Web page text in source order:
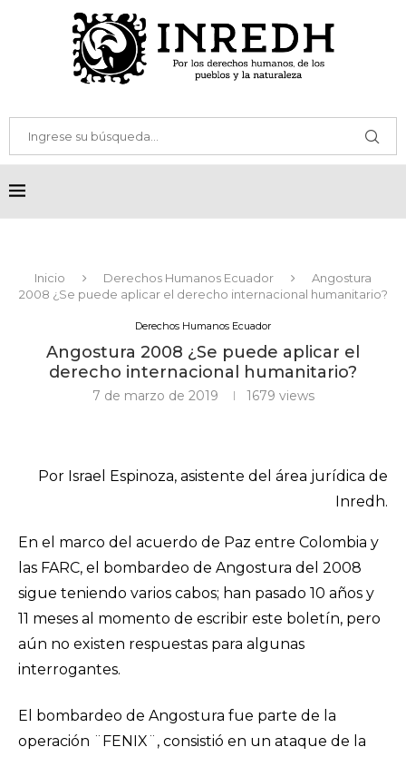
Inicio Derechos Humanos Ecuador
Angostura
2008 ¿Se puede aplicar el derecho internacional humanitario?
Derechos Humanos Ecuador
Angostura 2008 ¿Se puede aplicar el
derecho internacional humanitario?
7 de marzo de 2019 1679 views
Por Israel Espinoza, asistente del área jurídica de
Inredh.
En el marco del acuerdo de Paz entre Colombia y
las FARC, el bombardeo de Angostura del 2008
sigue teniendo varios cabos; han pasado 10 años y
11 meses al momento de escribir este boletín, pero
aún no existen respuestas para algunas
interrogantes.
El bombardeo de Angostura fue parte de la
operación ¨FENIX¨, consistió en un ataque de la